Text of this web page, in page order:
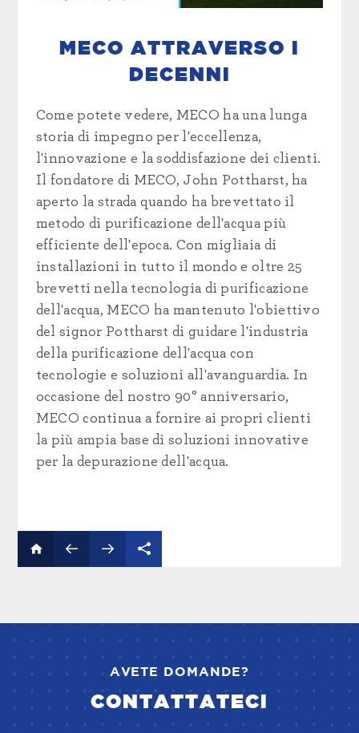
MECO ATTRAVERSO I
DECENNI
Come potete vedere, MECO ha una lunga
storia di impegno per l'eccellenza,
l'innovazione e la soddisfazione dei clienti.
Il fondatore di MECO, John Pottharst, ha
aperto la strada quando ha brevettato il
metodo di purificazione dell'acqua più
efficiente dell'epoca. Con migliaia di
installazioni in tutto il mondo e oltre 25
brevetti nella tecnologia di purificazione
dell'acqua, MECO ha mantenuto l'obiettivo
del signor Pottharst di guidare l'industria
della purificazione dell'acqua con
tecnologie e soluzioni all'avanguardia. In
occasione del nostro 90° anniversario,
MECO continua a fornire ai propri clienti
la più ampia base di soluzioni innovative
per la depurazione dell'acqua.
AVETE DOMANDE?
CONTATTATECI